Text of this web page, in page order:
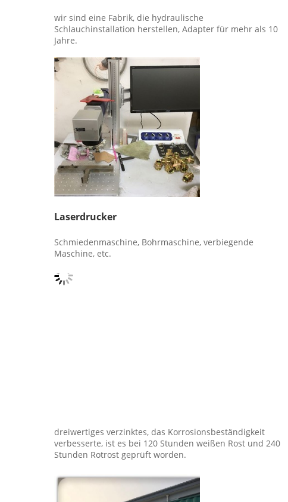
wir sind eine Fabrik, die hydraulische
Schlauchinstallation herstellen, Adapter für mehr als 10
Jahre.
Laserdrucker
Schmiedenmaschine, Bohrmaschine, verbiegende
Maschine, etc.
dreiwertiges verzinktes, das Korrosionsbeständigkeit
verbesserte, ist es bei 120 Stunden weißen Rost und 240
Stunden Rotrost geprüft worden.